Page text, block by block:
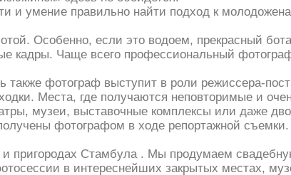
и умение правильно найти подход к
Особенно, если это водоем, прекрасный
кадры. Чаще всего профессиональный
фотограф выступит в роли режиссера-
Места, где получаются неповторимые и
музеи, выставочные комплексы или даже
фотографом в ходе репортажной
Стамбула . Мы продумаем
в интереснейших закрытых местах,